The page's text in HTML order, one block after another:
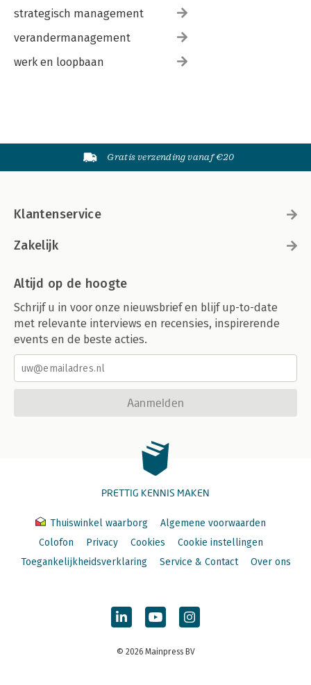
strategisch management
verandermanagement
werk en loopbaan
Gratis verzending vanaf €20
Klantenservice
Zakelijk
Altijd op de hoogte
Schrijf u in voor onze nieuwsbrief en blijf up-to-date
met relevante interviews en recensies, inspirerende
events en de beste acties.
Aanmelden
PRETTIG KENNIS MAKEN
Thuiswinkel waarborg
Algemene voorwaarden
Colofon
Privacy Cookies
Cookie instellingen
Toegankelijkheidsverklaring
Service & Contact Over ons
© 2026 Mainpress BV